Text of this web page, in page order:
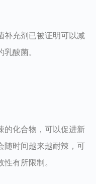
补充剂已被证明可以减
酸菌。
的化合物，可以促进新
随时间越来越耐辣，可
有所限制。